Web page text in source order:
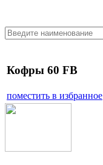
Кофры 60 FB
поместить в избранное